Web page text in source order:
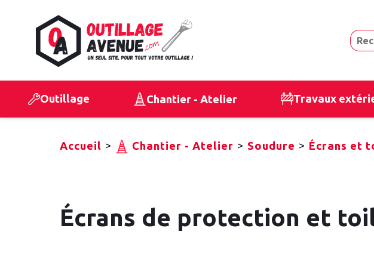
Outillage Chantier - Atelier Travaux
Accueil > Chantier - Atelier > Soudure > Écrans et
Écrans de protection et